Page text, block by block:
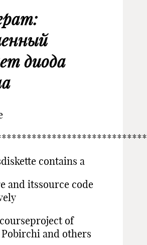
диода
contains a
and itssource code
of
and others